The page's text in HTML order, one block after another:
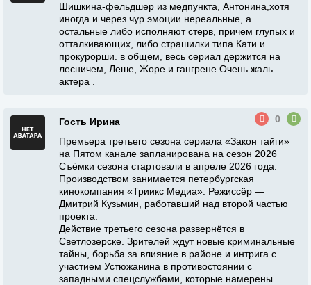
Шишкина-фельдшер из медпункта, Антонина,хотя
иногда и через чур эмоции нереальные, а
остальные либо исполняют стерв, причем глупых и
отталкивающих, либо страшилки типа Кати и
прокурорши. в общем, весь сериал держится на
лесничем, Леше, Жоре и гангрене.Очень жаль
актера .
Гость Ирина
0
Премьера третьего сезона сериала «Закон тайги»
на Пятом канале запланирована на сезон 2026
Съёмки сезона стартовали в апреле 2026 года.
Производством занимается петербургская
кинокомпания «Триикс Медиа». Режиссёр —
Дмитрий Кузьмин, работавший над второй частью
проекта.
Действие третьего сезона развернётся в
Светлозерске. Зрителей ждут новые криминальные
тайны, борьба за влияние в районе и интрига с
участием Устюжанина в противостоянии с
западными спецслужбами, которые намерены